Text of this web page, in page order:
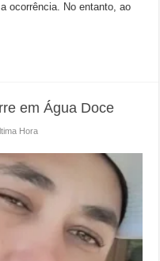
ocorrência. No entanto, ao
em Água Doce
Hora